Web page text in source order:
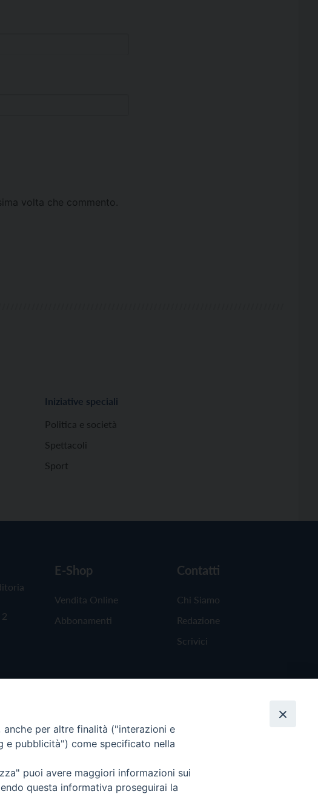
volta che commento.
Iniziative speciali
Politica e società
Spettacoli
Sport
E-Shop
Vendita Online
Abbonamenti
Contatti
Chi Siamo
Redazione
Scrivici
per altre finalità ("interazioni e
e pubblicità") come specificato nella
puoi avere maggiori informazioni sui
questa informativa proseguirai la